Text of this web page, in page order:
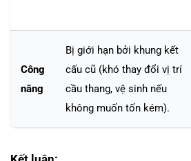
Công
năng
Bị giới hạn bởi khung kết
cấu cũ (khó thay đổi vị trí
cầu thang, vệ sinh nếu
không muốn tốn kém).